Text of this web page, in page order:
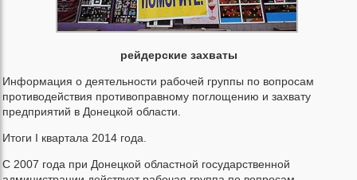
рейдерские захваты
Информация о деятельности рабочей группы по вопросам
противодействия противоправному поглощению и захвату
предприятий в Донецкой области.
Итоги I квартала 2014 года.
С 2007 года при Донецкой областной государственной